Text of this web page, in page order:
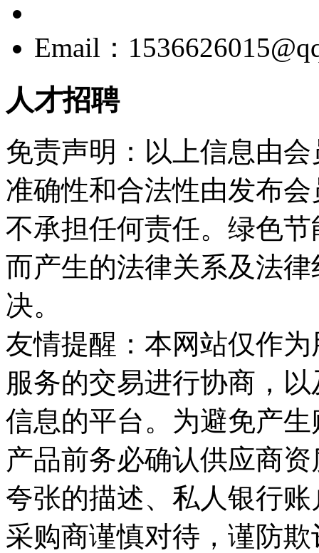
Email：
人才招聘
免责声明：以上信息由
准确性和合法性由发布
不承担任何责任。绿色
而产生的法律关系及法
决。
友情提醒：本网站仅作
服务的交易进行协商，
信息的平台。为避免产
产品前务必确认供应商
夸张的描述、私人银行
采购商谨慎对待，谨防